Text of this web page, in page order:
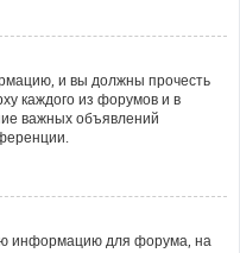
и вы должны прочесть
каждого из форумов и в
важных объявлений
информацию для форума, на